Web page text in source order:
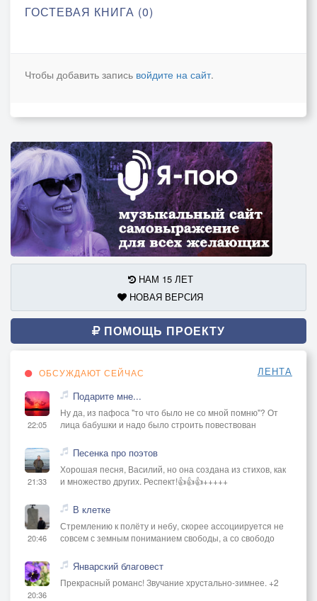
ГОСТЕВАЯ КНИГА (0)
Чтобы добавить запись войдите на сайт.
НАМ 15 ЛЕТ
НОВАЯ ВЕРСИЯ
ПОМОЩЬ ПРОЕКТУ
ОБСУЖДАЮТ СЕЙЧАС ЛЕНТА
22:05
Подарите мне...
Ну да, из пафоса "то что было не со мной помню"? От
лица бабушки и надо было строить повествован
21:33
Песенка про поэтов
Хорошая песня, Василий, но она создана из стихов, как
и множество других. Респект!👍👍👍+++++
20:46
В клетке
Стремлению к полёту и небу, скорее ассоциируется не
совсем с земным пониманием свободы, а со свободо
20:36
Январский благовест
Прекрасный романс! Звучание хрустально-зимнее. +2